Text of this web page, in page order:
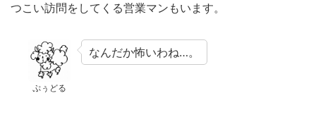
つこい訪問をしてくる営業マンもいます。
ぷぅどる
なんだか怖いわね…。